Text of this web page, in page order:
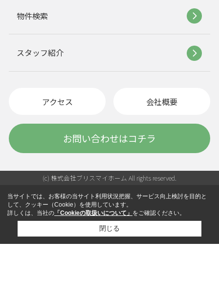
物件検索
スタッフ紹介
アクセス 会社概要
お問い合わせはコチラ
(c) 株式会社ブリスマイホーム All rights reserved.
当サイトでは、お客様の当サイト利用状況把握、サービス向上検討を目的と
して、クッキー（Cookie）を使用しています。
詳しくは、当社の 「Cookieの取扱いについて」 をご確認ください。
閉じる